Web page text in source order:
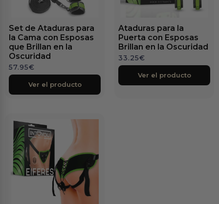
Set de Ataduras para
la Cama con Esposas
que Brillan en la
Oscuridad
57.95€
Ver el producto
Ataduras para la
Puerta con Esposas
Brillan en la Oscuridad
33.25€
Ver el producto